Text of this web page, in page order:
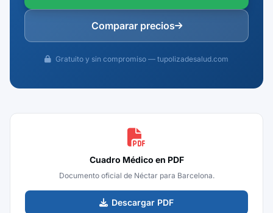
Comparar precios
Gratuito y sin compromiso — tupolizadesalud.com
Cuadro Médico en PDF
Documento oficial de Néctar para Barcelona.
Descargar PDF